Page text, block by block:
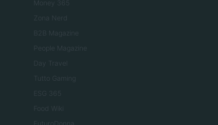
Money 365
Zona Nerd
B2B Magazine
People Magazine
Day Travel
Tutto Gaming
ESG 365
Food Wiki